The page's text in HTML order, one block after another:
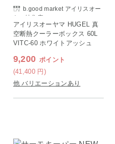
b.good market アイリスオー
ヤマ特集店
アイリスオーヤマ HUGEL 真
空断熱クーラーボックス 60L
VITC-60 ホワイトアッシュ
9,200 ポイント
(41,400 円)
他 バリエーションあり